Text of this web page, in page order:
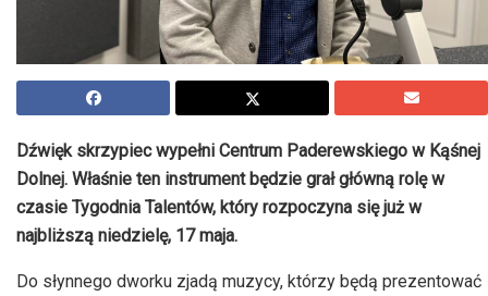
Dźwięk skrzypiec wypełni Centrum Paderewskiego w Kąśnej
Dolnej. Właśnie ten instrument będzie grał główną rolę w
czasie Tygodnia Talentów, który rozpoczyna się już w
najbliższą niedzielę, 17 maja.
Do słynnego dworku zjadą muzycy, którzy będą prezentować